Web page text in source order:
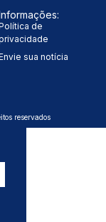
de
sua notícia
reservados